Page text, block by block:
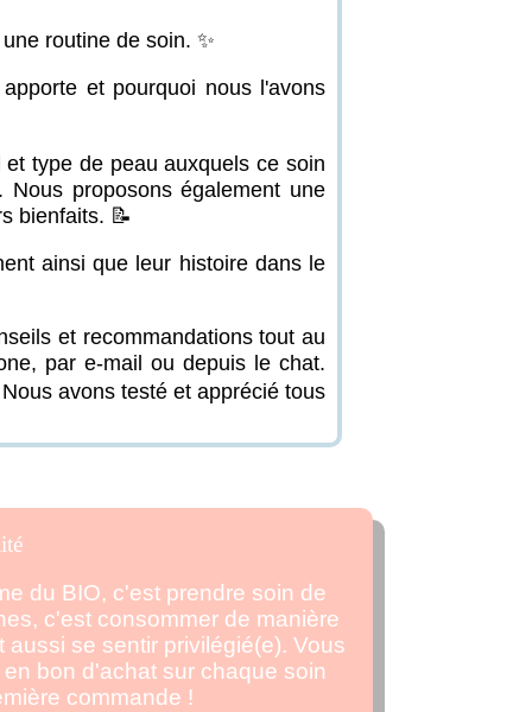
routine de soin. ✨
et pourquoi nous l'avons
type de peau auxquels ce soin
proposons également une
bienfaits. 📝
ainsi que leur histoire dans le
et recommandations tout au
par e-mail ou depuis le chat.
avons testé et apprécié tous
du BIO, c'est prendre soin de
c'est consommer de manière
aussi se sentir privilégié(e). Vous
bon d'achat sur chaque soin
commande !